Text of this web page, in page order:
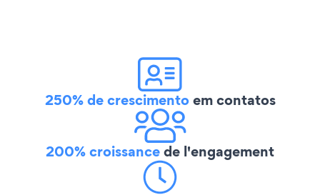
250% de crescimentoem contatos
200% croissancede l'engagement